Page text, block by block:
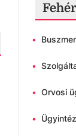
•
•
• Orvosi
•